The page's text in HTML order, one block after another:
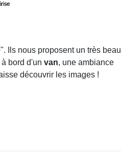
Ils nous proposent un très beau
bord d'un van, une ambiance
découvrir les images !